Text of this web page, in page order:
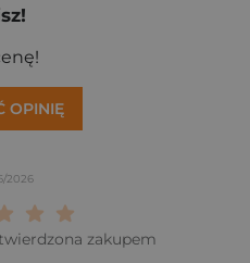
OPINIĘ
2026
Twoja ocena:
Twoja ocena: Wybitna 9/
ocena: Rewelacyjna 8/
ocena: Bardzo dobra 7/10"
Dobra 6/10"
Przeciętna 5/10"
być 4/10"
10"2/10"
10"
zakupem